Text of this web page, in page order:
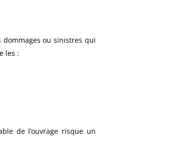
ou sinistres qui
les :
de l’ouvrage risque un